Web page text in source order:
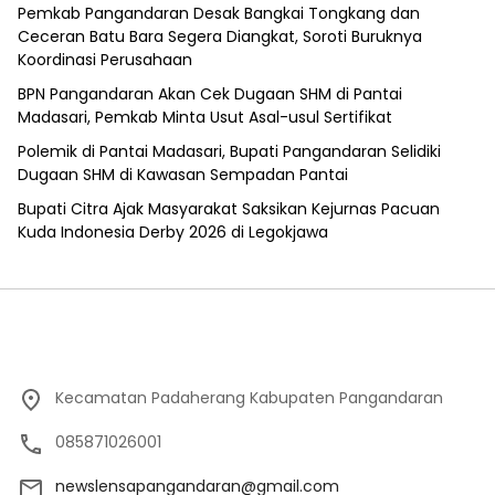
Pemkab Pangandaran Desak Bangkai Tongkang dan
Ceceran Batu Bara Segera Diangkat, Soroti Buruknya
Koordinasi Perusahaan
BPN Pangandaran Akan Cek Dugaan SHM di Pantai
Madasari, Pemkab Minta Usut Asal-usul Sertifikat
Polemik di Pantai Madasari, Bupati Pangandaran Selidiki
Dugaan SHM di Kawasan Sempadan Pantai
Bupati Citra Ajak Masyarakat Saksikan Kejurnas Pacuan
Kuda Indonesia Derby 2026 di Legokjawa
Kecamatan Padaherang Kabupaten Pangandaran
085871026001
newslensapangandaran@gmail.com